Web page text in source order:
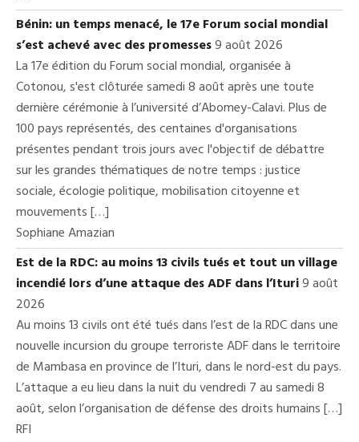
Bénin: un temps menacé, le 17e Forum social mondial
s’est achevé avec des promesses9 août 2026
La 17e édition du Forum social mondial, organisée à
Cotonou, s'est clôturée samedi 8 août après une toute
dernière cérémonie à l’université d’Abomey-Calavi. Plus de
100 pays représentés, des centaines d'organisations
présentes pendant trois jours avec l'objectif de débattre
sur les grandes thématiques de notre temps : justice
sociale, écologie politique, mobilisation citoyenne et
mouvements […]
Sophiane Amazian
Est de la RDC: au moins 13 civils tués et tout un village
incendié lors d’une attaque des ADF dans l’Ituri9 août
2026
Au moins 13 civils ont été tués dans l’est de la RDC dans une
nouvelle incursion du groupe terroriste ADF dans le territoire
de Mambasa en province de l’Ituri, dans le nord-est du pays.
L’attaque a eu lieu dans la nuit du vendredi 7 au samedi 8
août, selon l’organisation de défense des droits humains […]
RFI